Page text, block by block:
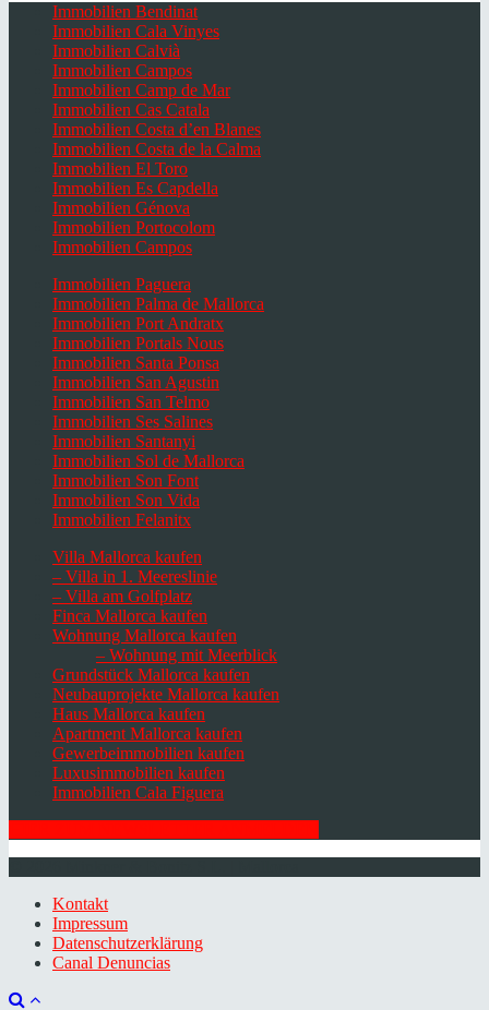
Immobilien Bendinat
Immobilien Cala Vinyes
Immobilien Calvià
Immobilien Campos
Immobilien Camp de Mar
Immobilien Cas Catala
Immobilien Costa d’en Blanes
Immobilien Costa de la Calma
Immobilien El Toro
Immobilien Es Capdella
Immobilien Génova
Immobilien Portocolom
Immobilien Campos
Immobilien Paguera
Immobilien Palma de Mallorca
Immobilien Port Andratx
Immobilien Portals Nous
Immobilien Santa Ponsa
Immobilien San Agustin
Immobilien San Telmo
Immobilien Ses Salines
Immobilien Santanyi
Immobilien Sol de Mallorca
Immobilien Son Font
Immobilien Son Vida
Immobilien Felanitx
Villa Mallorca kaufen
– Villa in 1. Meereslinie
– Villa am Golfplatz
Finca Mallorca kaufen
Wohnung Mallorca kaufen
– Wohnung mit Meerblick
Grundstück Mallorca kaufen
Neubauprojekte Mallorca kaufen
Haus Mallorca kaufen
Apartment Mallorca kaufen
Gewerbeimmobilien kaufen
Luxusimmobilien kaufen
Immobilien Cala Figuera
Kontakt
Impressum
Datenschutzerklärung
Canal Denuncias